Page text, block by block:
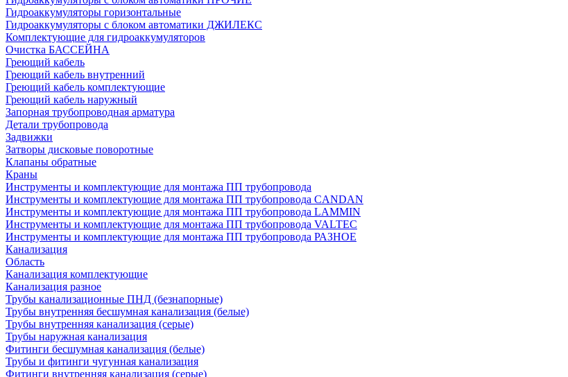
Гидроаккумуляторы горизонтальные
Гидроаккумуляторы с блоком автоматики ДЖИЛЕКС
Комплектующие для гидроаккумуляторов
Очистка БАССЕЙНА
Греющий кабель
Греющий кабель внутренний
Греющий кабель комплектующие
Греющий кабель наружный
Запорная трубопроводная арматура
Детали трубопровода
Задвижки
Затворы дисковые поворотные
Клапаны обратные
Краны
Инструменты и комплектующие для монтажа ПП трубопровода
Инструменты и комплектующие для монтажа ПП трубопровода CANDAN
Инструменты и комплектующие для монтажа ПП трубопровода LAMMIN
Инструменты и комплектующие для монтажа ПП трубопровода VALTEC
Инструменты и комплектующие для монтажа ПП трубопровода РАЗНОЕ
Канализация
Область
Канализация комплектующие
Канализация разное
Трубы канализационные ПНД (безнапорные)
Трубы внутренняя бесшумная канализация (белые)
Трубы внутренняя канализация (серые)
Трубы наружная канализация
Фитинги бесшумная канализация (белые)
Трубы и фитинги чугунная канализация
Фитинги внутренняя канализация (серые)